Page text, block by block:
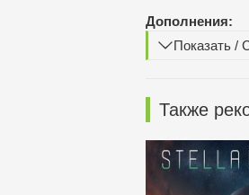
Дополнения:
Показать /
Также